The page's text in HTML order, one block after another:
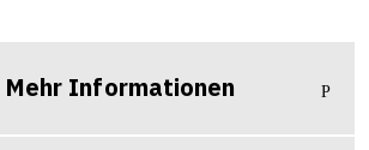
Mehr Informationen